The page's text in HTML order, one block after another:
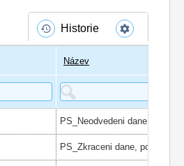
Historie
Název
PS_Neodvedeni dane,
PS_Zkraceni dane, poplatku